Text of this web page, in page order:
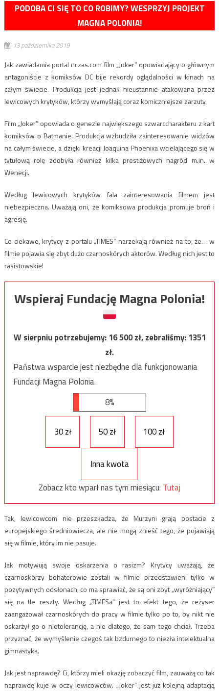
PODOBA CI SIĘ TO CO ROBIMY? WESPRZYJ PROJEKT
MAGNA POLONIA!
13 października 2019
Jak zawiadamia portal nczas.com film „Joker” opowiadający o głównym
antagoniście z komiksów DC bije rekordy oglądalności w kinach na
całym świecie. Produkcja jest jednak nieustannie atakowana przez
lewicowych krytyków, którzy wymyślają coraz komiczniejsze zarzuty.
Film „Joker” opowiada o genezie największego szwarccharakteru z kart
komiksów o Batmanie. Produkcja wzbudziła zainteresowanie widzów
na całym świecie, a dzięki kreacji Joaquina Phoenixa wcielającego się w
tytułową rolę zdobyła również kilka prestiżowych nagród m.in. w
Wenecji.
Według lewicowych krytyków fala zainteresowania filmem jest
niebezpieczna. Uważają oni, że komiksowa produkcja promuje broń i
agresję.
Co ciekawe, krytycy z portalu „TIMES” narzekają również na to, że… w
filmie pojawia się zbyt dużo czarnoskórych aktorów. Według nich jest to
rasistowskie!
Wspieraj Fundację Magna Polonia!
W sierpniu potrzebujemy:16 500zł, zebraliśmy:1351
zł.
Państwa wsparcie jest niezbędne dla funkcjonowania
Fundacji Magna Polonia.
8%
30 zł 50 zł 100 zł
Inna kwota
Zobacz kto wparł nas tym miesiącu: Tutaj
Tak, lewicowcom nie przeszkadza, że Murzyni grają postacie z
europejskiego średniowiecza, ale nie mogą znieść tego, że pojawiają
się w filmie, który im nie pasuje.
Jak motywują swoje oskarżenia o rasizm? Krytycy uważają, że
czarnoskórzy bohaterowie zostali w filmie przedstawieni tylko w
pozytywnych odsłonach, co ma sprawiać, że są oni zbyt „wyróżniający”
się na tle reszty. Według „TIMESa” jest to efekt tego, że reżyser
zaangażował czarnoskórych do pracy w filmie tylko po to, by nikt nie
oskarżył go o nietolerancję, a nie dlatego, że sam tego chciał. Trzeba
przyznać, że wymyślenie czegoś tak bzdurnego to niezła intelektualna
gimnastyka.
Jak jest naprawdę? Ci, którzy mieli okazję zobaczyć film, zauważą co tak
naprawdę kuje w oczy lewicowców. „Joker” jest już kolejną adaptacją